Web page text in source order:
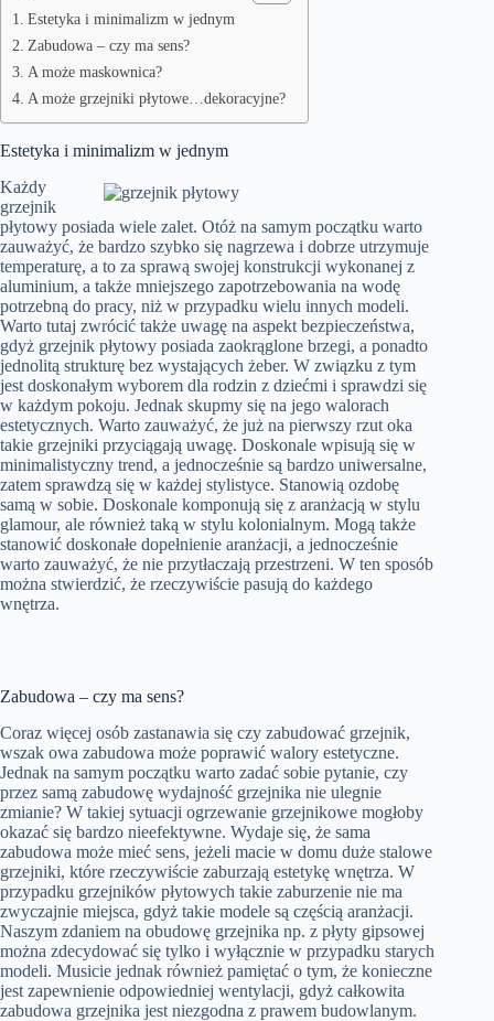
Estetyka i minimalizm w jednym
Zabudowa – czy ma sens?
A może maskownica?
A może grzejniki płytowe…dekoracyjne?
Estetyka i minimalizm w jednym
Każdy
grzejnik
płytowy posiada wiele zalet. Otóż na samym początku warto
zauważyć, że bardzo szybko się nagrzewa i dobrze utrzymuje
temperaturę, a to za sprawą swojej konstrukcji wykonanej z
aluminium, a także mniejszego zapotrzebowania na wodę
potrzebną do pracy, niż w przypadku wielu innych modeli.
Warto tutaj zwrócić także uwagę na aspekt bezpieczeństwa,
gdyż grzejnik płytowy posiada zaokrąglone brzegi, a ponadto
jednolitą strukturę bez wystających żeber. W związku z tym
jest doskonałym wyborem dla rodzin z dziećmi i sprawdzi się
w każdym pokoju. Jednak skupmy się na jego walorach
estetycznych. Warto zauważyć, że już na pierwszy rzut oka
takie grzejniki przyciągają uwagę. Doskonale wpisują się w
minimalistyczny trend, a jednocześnie są bardzo uniwersalne,
zatem sprawdzą się w każdej stylistyce. Stanowią ozdobę
samą w sobie. Doskonale komponują się z aranżacją w stylu
glamour, ale również taką w stylu kolonialnym. Mogą także
stanowić doskonałe dopełnienie aranżacji, a jednocześnie
warto zauważyć, że nie przytłaczają przestrzeni. W ten sposób
można stwierdzić, że rzeczywiście pasują do każdego
wnętrza.
Zabudowa – czy ma sens?
Coraz więcej osób zastanawia się czy zabudować grzejnik,
wszak owa zabudowa może poprawić walory estetyczne.
Jednak na samym początku warto zadać sobie pytanie, czy
przez samą zabudowę wydajność grzejnika nie ulegnie
zmianie? W takiej sytuacji ogrzewanie grzejnikowe mogłoby
okazać się bardzo nieefektywne. Wydaje się, że sama
zabudowa może mieć sens, jeżeli macie w domu duże stalowe
grzejniki, które rzeczywiście zaburzają estetykę wnętrza. W
przypadku grzejników płytowych takie zaburzenie nie ma
zwyczajnie miejsca, gdyż takie modele są częścią aranżacji.
Naszym zdaniem na obudowę grzejnika np. z płyty gipsowej
można zdecydować się tylko i wyłącznie w przypadku starych
modeli. Musicie jednak również pamiętać o tym, że konieczne
jest zapewnienie odpowiedniej wentylacji, gdyż całkowita
zabudowa grzejnika jest niezgodna z prawem budowlanym.